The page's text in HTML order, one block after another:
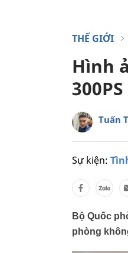
THẾ GIỚI
Hình
Tuấn
Sự kiện:
Bộ Quốc
phòng